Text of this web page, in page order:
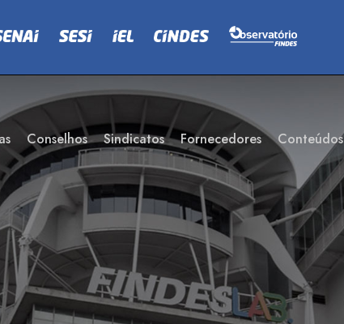
Conselhos Sindicatos Fornecedores Conteúdos